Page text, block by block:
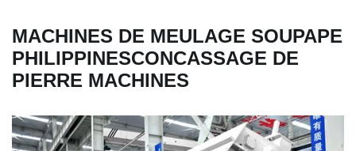
MACHINES DE MEULAGE SOUPAPE
PHILIPPINESCONCASSAGE DE
PIERRE MACHINES